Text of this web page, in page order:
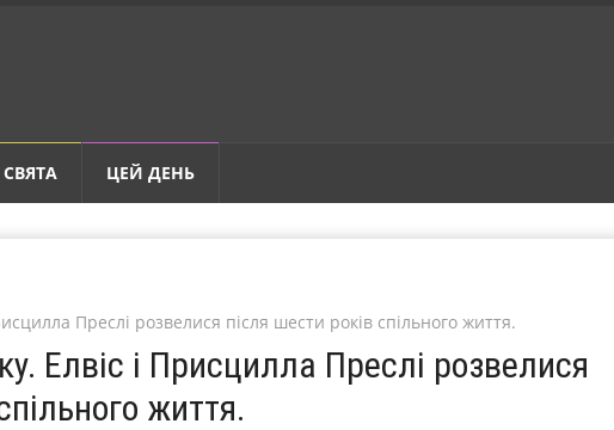
СВЯТА ЦЕЙ ДЕНЬ
Преслі розвелися після шести років спільного життя.
Елвіс і Присцилла Преслі розвелися
життя.